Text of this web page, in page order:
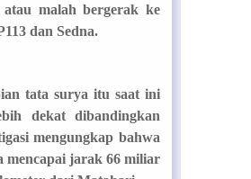
atau malah bergerak ke
dan Sedna.
tata surya itu saat ini
dekat dibandingkan
mengungkap bahwa
mencapai jarak 66 miliar